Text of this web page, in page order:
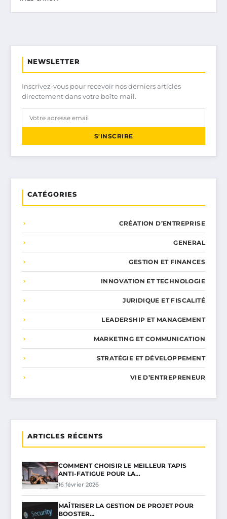
NEWSLETTER
Inscrivez-vous pour recevoir nos derniers articles
directement dans votre boîte mail.
S'INSCRIRE
CATÉGORIES
CRÉATION D’ENTREPRISE
GENERAL
GESTION ET FINANCES
INNOVATION ET TECHNOLOGIE
JURIDIQUE ET FISCALITÉ
LEADERSHIP ET MANAGEMENT
MARKETING ET COMMUNICATION
STRATÉGIE ET DÉVELOPPEMENT
VIE D’ENTREPRENEUR
ARTICLES RÉCENTS
COMMENT CHOISIR LE MEILLEUR TAPIS
ANTI-FATIGUE POUR LA…
16 février 2026
MAÎTRISER LA GESTION DE PROJET POUR
BOOSTER…